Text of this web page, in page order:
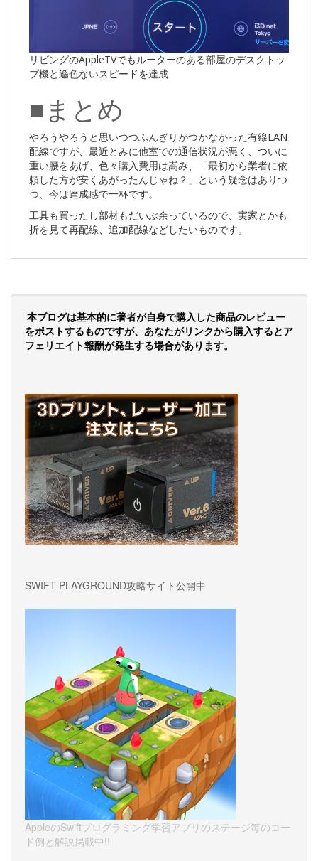
リビングのAppleTVでもルーターのある部屋のデスクトッ
プ機と遜色ないスピードを達成
■まとめ
やろうやろうと思いつつふんぎりがつかなかった有線LAN
配線ですが、最近とみに他室での通信状況が悪く、ついに
重い腰をあげ、色々購入費用は嵩み、「最初から業者に依
頼した方が安くあがったんじゃね？」という疑念はありつ
つ、今は達成感で一杯です。
工具も買ったし部材もだいぶ余っているので、実家とかも
折を見て再配線、追加配線などしたいものです。
本ブログは基本的に著者が自身で購入した商品のレビュー
をポストするものですが、あなたがリンクから購入するとア
フェリエイト報酬が発生する場合があります。
SWIFT PLAYGROUND攻略サイト公開中
AppleのSwiftプログラミング学習アプリのステージ毎のコー
ド例と解説掲載中!!